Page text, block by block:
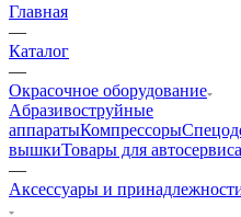
Главная
—
Каталог
—
Окрасочное оборудование
Aбразивоструйные
аппаратыКомпрессоры
вышкиТовары для автосервиса
—
Аксессуары и